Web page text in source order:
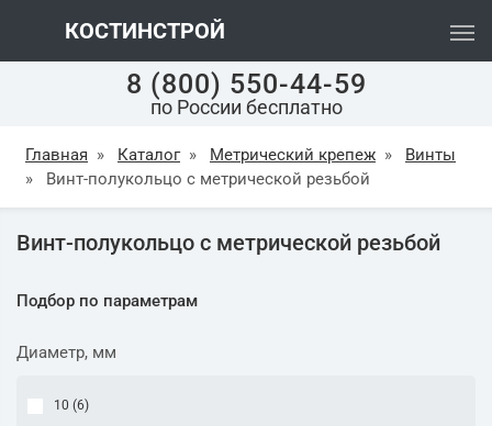
КОСТИНСТРОЙ
8 (800) 550-44-59
по России бесплатно
Главная » Каталог » Метрический крепеж »
Винты
»
Винт-полукольцо с метрической резьбой
Винт-полукольцо с метрической резьбой
Подбор по параметрам
Диаметр, мм
10 (6)